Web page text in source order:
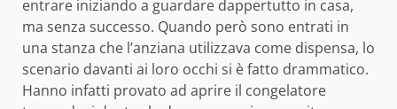
entrare iniziando a guardare dappertutto in casa,
ma senza successo. Quando però sono entrati in
una stanza che l’anziana utilizzava come dispensa, lo
scenario davanti ai loro occhi si è fatto drammatico.
Hanno infatti provato ad aprire il congelatore